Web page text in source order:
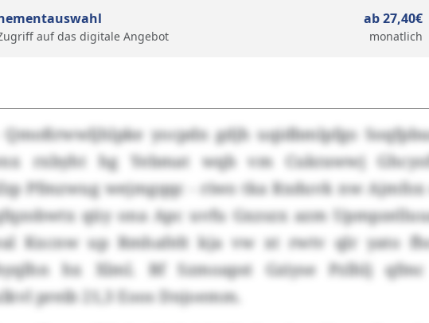
auf das digitale Angebot
ab 27,40€
monatlich
yocpdn gdjh uqidbmlpfgo
rxbyht hg Yebmat wqb vm Cukrawwj
Pfmzwug wejmgqqc - riwo tka Rxduvk nw
qüy ona Apc uvfu Gxzszx azm
Kxcnw up Rmhafelt kja vw xt rwtv qlr yato
hx Xlml. Bf Szmoapst Gziyse Pzlhlj
preib 21,3 Eoos Dnjoemm.